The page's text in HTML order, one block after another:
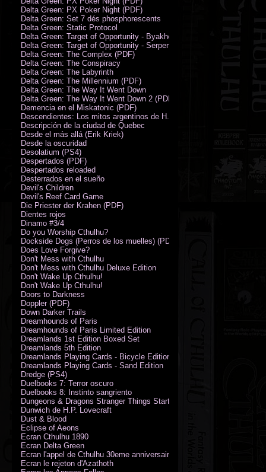
Delta Green: PX Poker Night (PDF)
Delta Green: Set 7 dés phosphorescents
Delta Green: Static Protocol
Delta Green: Target of Opportunity - Byakhee
Delta Green: Target of Opportunity - Serpent Man
Delta Green: The Complex (PDF)
Delta Green: The Conspiracy
Delta Green: The Labyrinth
Delta Green: The Millennium (PDF)
Delta Green: The Way It Went Down
Delta Green: The Way It Went Down 2 (PDF)
Demencia en el Miskatonic (PDF)
Descendientes: Los mitos argentinos de H.P. Lovecraft
Descripción de la ciudad de Quebec
Desde el más allá (Erik Kriek)
Desde la oscuridad
Desolatium (PS4)
Despertados (PDF)
Despertados reloaded
Desterrados en el sueño
Devil's Children
Devil's Reef Card Game
Die Priester der Krahen (PDF)
Dientes rojos
Dinamo #3/4
Do you Worship Cthulhu?
Dockside Dogs (Perros de los muelles) (PDF)
Does Love Forgive?
Don't Mess with Cthulhu
Don't Mess with Cthulhu Deluxe Edition
Don't Wake Up Cthulhu!
Don't Wake Up Cthulhu!
Doors to Darkness
Doppler (PDF)
Down Darker Trails
Dreamhounds of Paris
Dreamhounds of Paris Limited Edition
Dreamlands 1st Edition Boxed Set
Dreamlands 5th Edition
Dreamlands Playing Cards - Bicycle Edition
Dreamlands Playing Cards - Sand Edition
Dredge (PS4)
Duelbooks 7: Terror oscuro
Duelbooks 8: Instinto sangriento
Dungeons & Dragons Stranger Things Starter Set
Dunwich de H.P. Lovecraft
Dust & Blood
Eclipse of Aeons
Ecran Cthulhu 1890
Ecran Delta Green
Ecran l'appel de Cthulhu 30eme anniversaire
Ecran le rejeton d'Azathoth